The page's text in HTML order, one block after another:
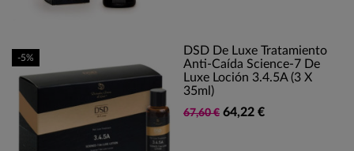
DSD De Luxe Tratamiento
Anti-Caída Science-7 De
Luxe Loción 3.4.5A (3 X
35ml)
67,60 € 64,22 €
-5%